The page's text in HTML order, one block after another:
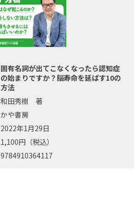
固有名詞が出てこなくなったら認知症
の始まりですか？脳寿命を延ばす10の
方法
和田秀樹 著
かや書房
2022年1月29日
1,100円（税込）
9784910364117